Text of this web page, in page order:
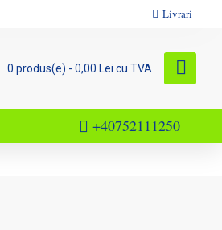
Livrari
0 produs(e) - 0,00 Lei cu TVA
+40752111250